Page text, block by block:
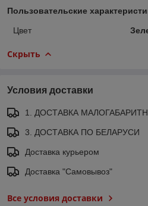
Пользовательские
Цвет
Скрыть
Условия доставки
1. ДОСТАВКА
3. ДОСТАВКА ПО БЕЛАРУСИ
Доставка курьером
Доставка "Самовывоз"
Все условия доставки